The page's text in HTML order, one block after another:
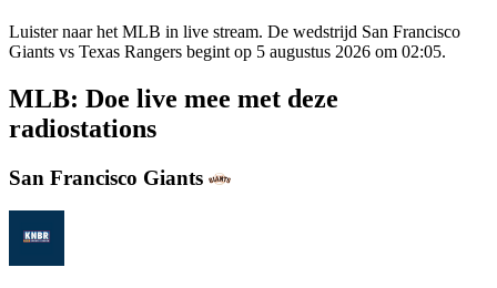
Luister naar het MLB in live stream. De wedstrijd San Francisco
Giants vs Texas Rangers begint op 5 augustus 2026 om 02:05.
MLB: Doe live mee met deze
radiostations
San Francisco Giants